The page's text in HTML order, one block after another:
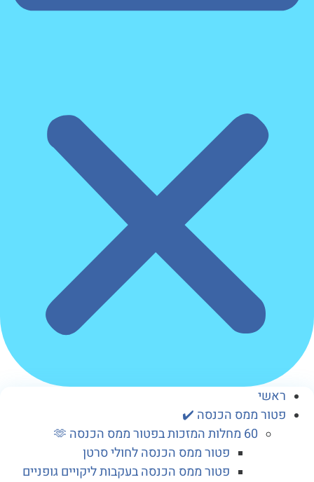
ממס הכנסה ✔️
פטור ממס הכנסה לחולי סרטן
פטור ממס הכנסה בעקבות ליקויים גופניים